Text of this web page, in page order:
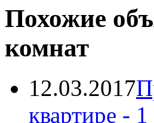
Похожие
комнат
12.03.2017
квартире - 1